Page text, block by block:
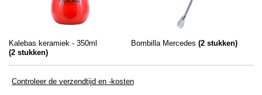
Kalebas keramiek - 350ml
(2 stukken)
Bombilla Mercedes (2 stukken)
Controleer de verzendtijd en -kosten